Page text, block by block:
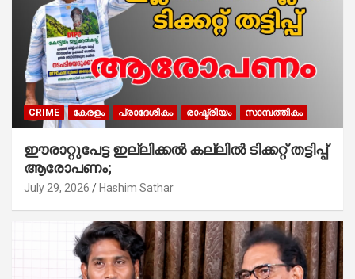
CRIME കേരളം പ്രാദേശികം രാഷ്ട്രീയം സാമ്പത്തികം
ഈരാറ്റുപേട്ട ഇല്ലിക്കൽ കല്ലിൽ ടിക്കറ്റ് തട്ടിപ്പ്
ആരോപണം;
July 29, 2026 Hashim Sathar